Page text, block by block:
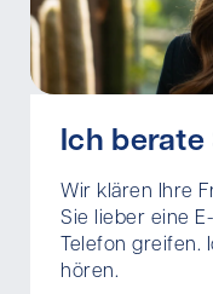
Ich berate
Wir klären Ihre
Sie lieber eine
Telefon
hören.